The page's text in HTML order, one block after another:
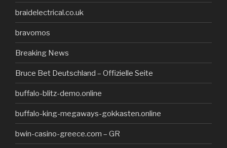
braidelectrical.co.uk
bravomos
Breaking News
Bruce Bet Deutschland – Offizielle Seite
buffalo-blitz-demo.online
buffalo-king-megaways-gokkasten.online
bwin-casino-greece.com – GR